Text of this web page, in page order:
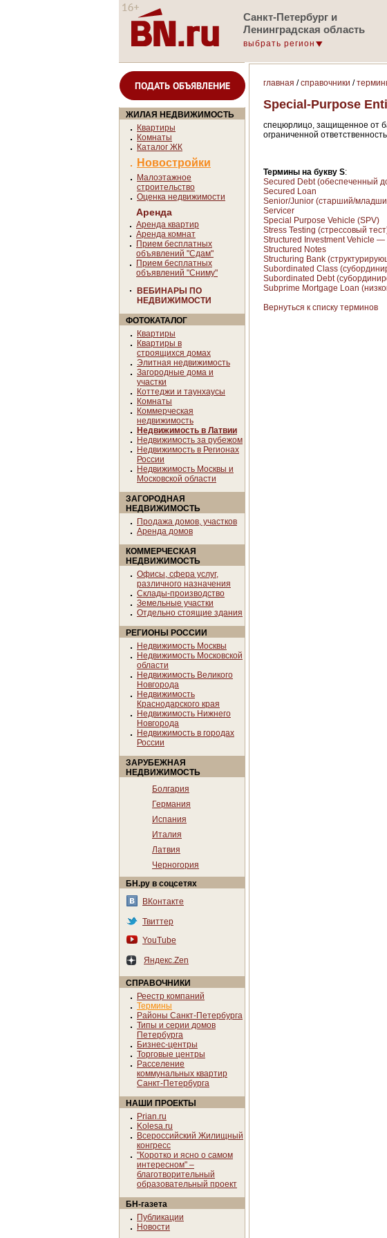
Санкт-Петербург и
Ленинградская область
выбрать регион
ПОДАТЬ ОБЪЯВЛЕНИЕ
ЖИЛАЯ НЕДВИЖИМОСТЬ
Квартиры
Комнаты
Каталог ЖК
Новостройки
Малоэтажное
строительство
Оценка недвижимости
Аренда
Аренда квартир
Аренда комнат
Прием бесплатных
объявлений "Сдам"
Прием бесплатных
объявлений "Сниму"
ВЕБИНАРЫ ПО
НЕДВИЖИМОСТИ
ФОТОКАТАЛОГ
Квартиры
Квартиры в
строящихся домах
Элитная недвижимость
Загородные дома и
участки
Коттеджи и таунхаусы
Комнаты
Коммерческая
недвижимость
Недвижимость в Латвии
Недвижимость за рубежом
Недвижимость в Регионах
России
Недвижимость Москвы и
Московской области
ЗАГОРОДНАЯ
НЕДВИЖИМОСТЬ
Продажа домов, участков
Аренда домов
КОММЕРЧЕСКАЯ
НЕДВИЖИМОСТЬ
Офисы, сфера услуг,
различного назначения
Склады-производство
Земельные участки
Отдельно стоящие здания
РЕГИОНЫ РОССИИ
Недвижимость Москвы
Недвижимость Московской
области
Недвижимость Великого
Новгорода
Недвижимость
Краснодарского края
Недвижимость Нижнего
Новгорода
Недвижимость в городах
России
ЗАРУБЕЖНАЯ
НЕДВИЖИМОСТЬ
Болгария
Германия
Испания
Италия
Латвия
Черногория
БН.ру в соцсетях
ВКонтакте
Твиттер
YouTube
Яндекс.Zen
СПРАВОЧНИКИ
Реестр компаний
Термины
Районы Санкт-Петербурга
Типы и серии домов
Петербурга
Бизнес-центры
Торговые центры
Расселение
коммунальных квартир
Санкт-Петербурга
НАШИ ПРОЕКТЫ
Prian.ru
Kolesa.ru
Всероссийский Жилищный
конгресс
"Коротко и ясно о самом
интересном" –
благотворительный
образовательный проект
БН-газета
Публикации
Новости
главная /справочники /
Special-Purpose
спецюрлицо, защищенное от
ограниченной
Термины на букву S:
Secured Debt (обеспеченный
Secured Loan
Senior/Junior (старший/
Servicer
Special Purpose Vehicle (SPV)
Stress Testing (стрессовый
Structured Investment Vehicle —
Structured Notes
Structuring Bank
Subordinated Class
Subordinated Debt
Subprime Mortgage Loan
Вернуться к списку терминов